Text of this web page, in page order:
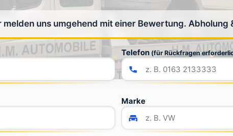
uns umgehend mit einer Bewertung. Abholung
Telefon (für Rückfragen
Marke